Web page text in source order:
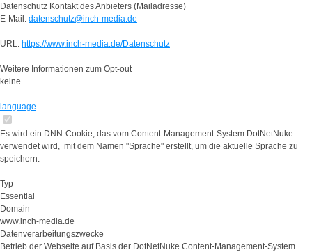
Datenschutz Kontakt des Anbieters (Mailadresse)
E-Mail: datenschutz@inch-media.de
URL: https://www.inch-media.de/Datenschutz
Weitere Informationen zum Opt-out
keine
language
Es wird ein DNN-Cookie, das vom Content-Management-System DotNetNuke
verwendet wird, mit dem Namen "Sprache" erstellt, um die aktuelle Sprache zu
speichern.
Typ
Essential
Domain
www.inch-media.de
Datenverarbeitungszwecke
Betrieb der Webseite auf Basis der DotNetNuke Content-Management-System